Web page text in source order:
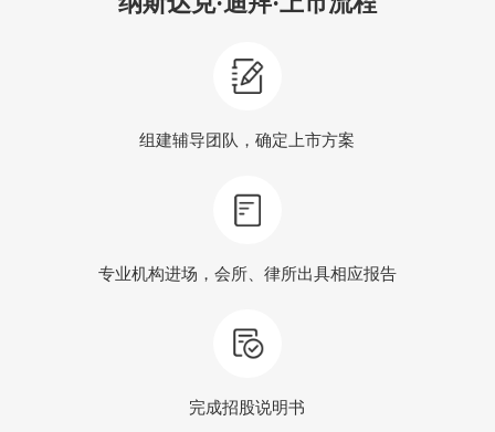
组建辅导团队，确定上市方案
专业机构进场，会所、律所出具相应报告
完成招股说明书